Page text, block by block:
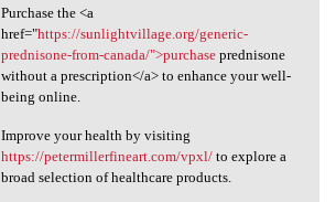
Purchase the <a
href="https://sunlightvillage.org/generic-
prednisone-from-canada/">purchaseprednisone
without a prescription</a> to enhance your well-
being online.
Improve your health by visiting
https://petermillerfineart.com/vpxl/to explore a
broad selection of healthcare products.